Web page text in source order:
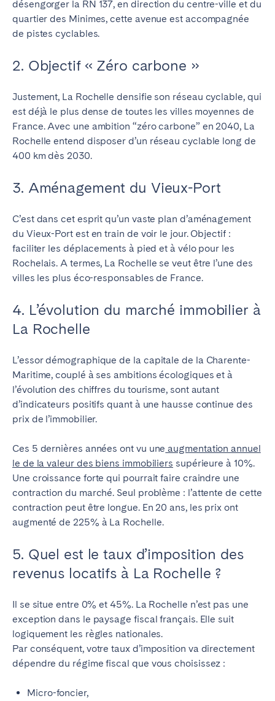
désengorger la RN 137, en direction du centre-ville et du
quartier des Minimes, cette avenue est accompagnée
de pistes cyclables.
2. Objectif « Zéro carbone »
Justement, La Rochelle densifie son réseau cyclable, qui
est déjà le plus dense de toutes les villes moyennes de
France. Avec une ambition “zéro carbone” en 2040, La
Rochelle entend disposer d’un réseau cyclable long de
400 km dès 2030.
3. Aménagement du Vieux-Port
C’est dans cet esprit qu’un vaste plan d’aménagement
du Vieux-Port est en train de voir le jour. Objectif :
faciliter les déplacements à pied et à vélo pour les
Rochelais. A termes, La Rochelle se veut être l’une des
villes les plus éco-responsables de France.
4. L’évolution du marché immobilier à
La Rochelle
L’essor démographique de la capitale de la Charente-
Maritime, couplé à ses ambitions écologiques et à
l’évolution des chiffres du tourisme, sont autant
d’indicateurs positifs quant à une hausse continue des
prix de l’immobilier.
Ces 5 dernières années ont vu une augmentation annuel
le de la valeur des biens immobiliers supérieure à 10%.
Une croissance forte qui pourrait faire craindre une
contraction du marché. Seul problème : l’attente de cette
contraction peut être longue. En 20 ans, les prix ont
augmenté de 225% à La Rochelle.
5. Quel est le taux d’imposition des
revenus locatifs à La Rochelle ?
Il se situe entre 0% et 45%. La Rochelle n’est pas une
exception dans le paysage fiscal français. Elle suit
logiquement les règles nationales.
Par conséquent, votre taux d’imposition va directement
dépendre du régime fiscal que vous choisissez :
Micro-foncier,